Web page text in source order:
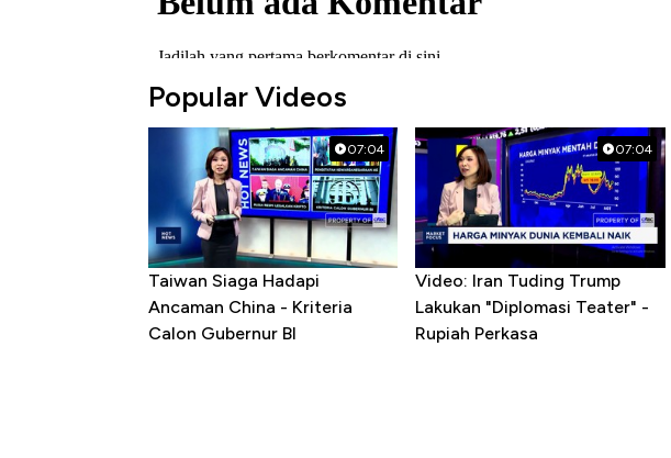
Popular Videos
07:04
Taiwan Siaga Hadapi
Ancaman China - Kriteria
Calon Gubernur BI
07:04
Video: Iran Tuding Trump
Lakukan "Diplomasi Teater" -
Rupiah Perkasa